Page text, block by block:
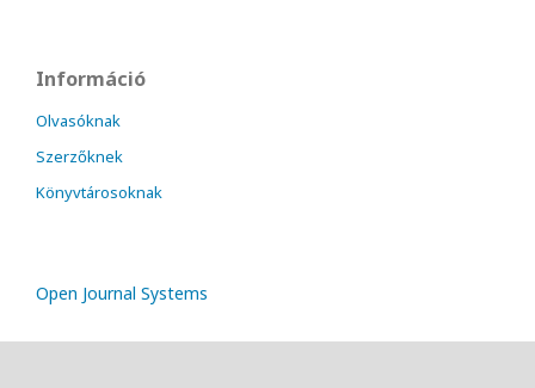
Információ
Olvasóknak
Szerzőknek
Könyvtárosoknak
Open Journal Systems